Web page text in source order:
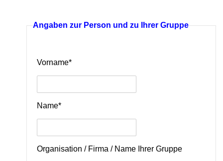
Angaben zur Person und zu Ihrer Gruppe
Vorname*
Name*
Organisation / Firma / Name Ihrer Gruppe